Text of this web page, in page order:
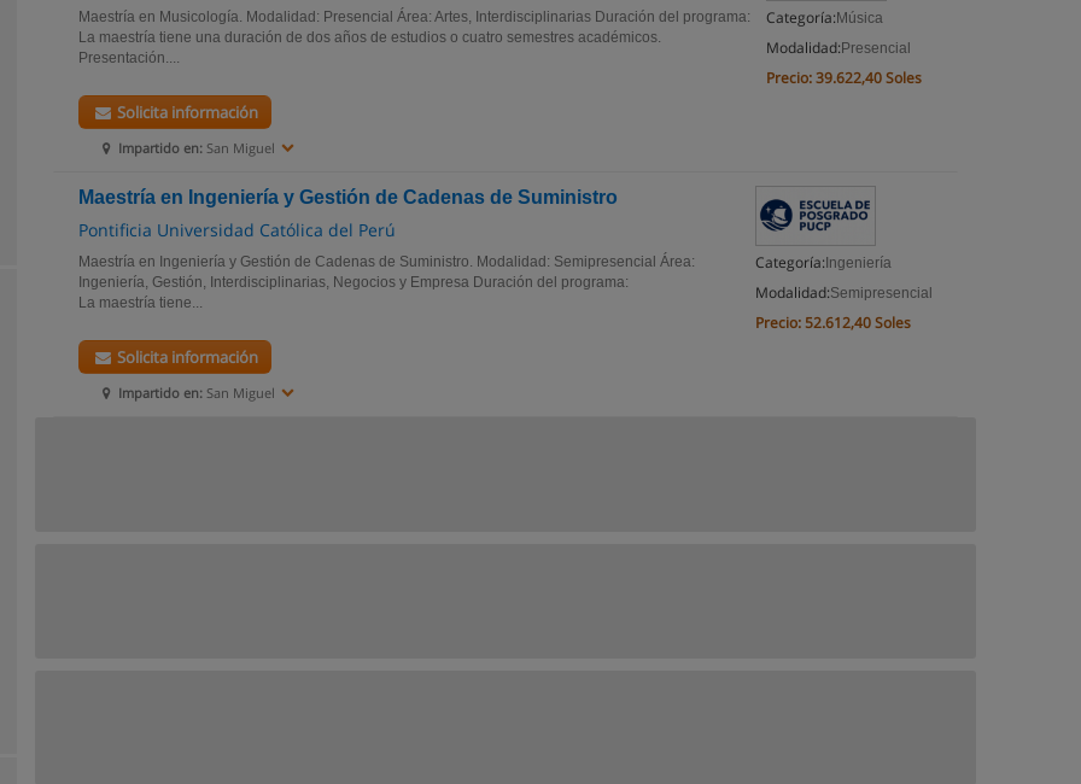
Categoría: Música
Modalidad: Presencial
Precio:39.622,40 Soles
Maestría en Musicología. Modalidad: Presencial Área: Artes, Interdisciplinarias Duración del programa:
La maestría tiene una duración de dos años de estudios o cuatro semestres académicos.
Presentación....
Impartido en: San Miguel
Solicita información
Maestría en Ingeniería y Gestión de Cadenas de Suministro
Pontificia Universidad Católica del Perú
Categoría: Ingeniería
Modalidad:Semipresencial
Precio:52.612,40 Soles
Maestría en Ingeniería y Gestión de Cadenas de Suministro. Modalidad: Semipresencial Área:
Ingeniería, Gestión, Interdisciplinarias, Negocios y Empresa Duración del programa:
La maestría tiene...
Impartido en: San Miguel
Solicita información